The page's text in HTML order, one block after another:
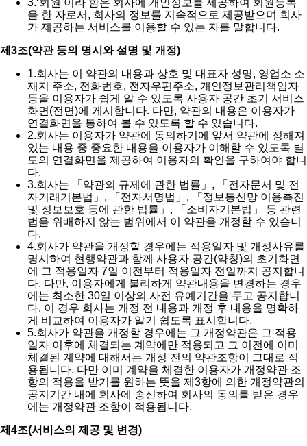
을 한 자로서, 회사의 정보를 지속적으로 제공받으며 회사
가 제공하는 서비스를 이용할 수 있는 자를 말합니다.
제3조(약관 등의 명시와 설명 및 개정)
1.회사는 이 약관의 내용과 상호 및 대표자 성명, 영업소 소
재지 주소, 전화번호, 전자우편주소, 개인정보관리책임자
등을 이용자가 쉽게 알 수 있도록 사용자 공간 초기 서비스
화면(전면)에 게시합니다. 다만, 약관의 내용은 이용자가
연결화면을 통하여 볼 수 있도록 할 수 있습니다.
2.회사는 이용자가 약관에 동의하기에 앞서 약관에 정해져
있는 내용 중 중요한 내용을 이용자가 이해할 수 있도록 별
도의 연결화면을 제공하여 이용자의 확인을 구하여야 합니
다.
3.회사는 「약관의 규제에 관한 법률」, 「전자문서 및 전
자거래기본법」, 「전자서명법」, 「정보통신망 이용촉진
및 정보보호 등에 관한 법률」, 「소비자기본법」 등 관련
법을 위배하지 않는 범위에서 이 약관을 개정할 수 있습니
다.
4.회사가 약관을 개정할 경우에는 적용일자 및 개정사유를
명시하여 현행약관과 함께 사용자 공간(약칭)의 초기화면
에 그 적용일자 7일 이전부터 적용일자 전일까지 공지합니
다. 다만, 이용자에게 불리하게 약관내용을 변경하는 경우
에는 최소한 30일 이상의 사전 유예기간을 두고 공지합니
다. 이 경우 회사는 개정 전 내용과 개정 후 내용을 명확하
게 비교하여 이용자가 알기 쉽도록 표시합니다.
5.회사가 약관을 개정할 경우에는 그 개정약관은 그 적용
일자 이후에 체결되는 계약에만 적용되고 그 이전에 이미
체결된 계약에 대해서는 개정 전의 약관조항이 그대로 적
용됩니다. 다만 이미 계약을 체결한 이용자가 개정약관 조
항의 적용을 받기를 원하는 뜻을 제3항에 의한 개정약관의
공지기간 내에 회사에 송신하여 회사의 동의를 받은 경우
에는 개정약관 조항이 적용됩니다.
제4조(서비스의 제공 및 변경)